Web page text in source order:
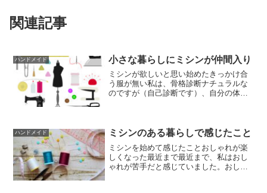
関連記事
ハンドメイド 小さな暮らしにミシンが仲間入り
ミシンが欲しいと思い始めたきっかけ合
う服が無い私は、骨格診断ナチュラルな
のですが（自己診断です）、自分の体型
いうことは分かって良かった...
ハンドメイド ミシンのある暮らしで感じたこと
ミシンを始めて感じたことおしゃれが楽
しくなった最近まで最近まで、私はおし
ゃれが苦手だと感じていました。おしゃ